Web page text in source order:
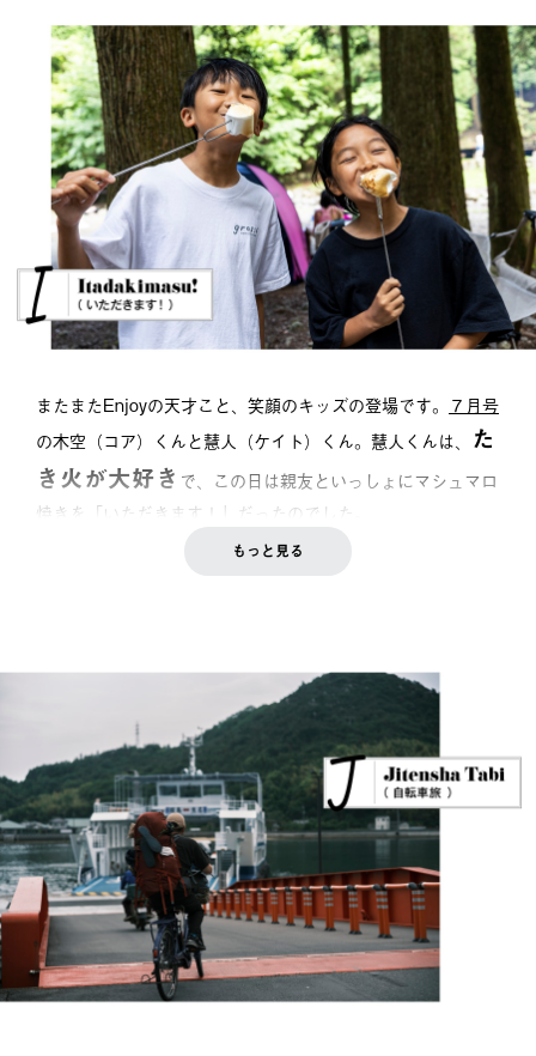
またまたEnjoyの天才こと、笑顔のキッズの登場です。 ７月号
の木空（コア）くんと慧人（ケイト）くん。慧人くんは、 た
き火が大好き で、この日は親友といっしょにマシュマロ
焼きを「いただきます！」だったのでした。
もっと見る